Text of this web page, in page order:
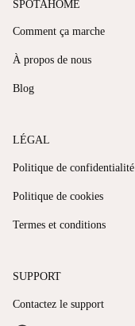
SPOTAHOME
Comment ça marche
À propos de nous
Blog
LÉGAL
Politique de confidentialité
Politique de cookies
Termes et conditions
SUPPORT
Contactez le support